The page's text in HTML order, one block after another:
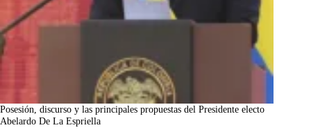
Posesión, discurso y las principales propuestas del Presidente electo
Abelardo De La Espriella